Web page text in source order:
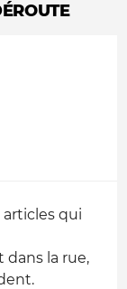
articles qui
dans la rue,